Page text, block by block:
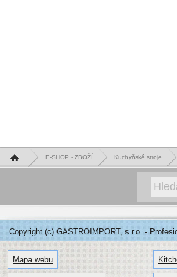
Hlavní stránka E-SHOP - ZBOŽÍ Kuchyňské stroje
Copyright (c) GASTROIMPORT, s.r.o. -
Mapa webu